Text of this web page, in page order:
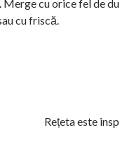
cu orice fel de
cu friscă.
Rețeta este